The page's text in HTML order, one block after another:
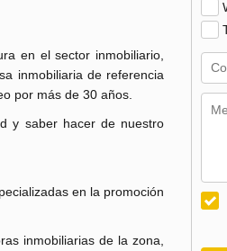
en el sector inmobiliario,
inmobiliaria de referencia
por más de 30 años.
y saber hacer de nuestro
en la promoción
inmobiliarias de la zona,